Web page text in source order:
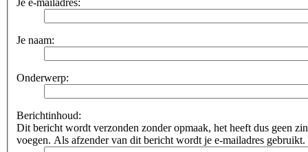
Je e-mailadres:
Je naam:
Onderwerp:
Berichtinhoud:
Dit bericht wordt verzonden zonder opmaak, het heeft dus geen
voegen. Als afzender van dit bericht wordt je e-mailadres gebruikt.